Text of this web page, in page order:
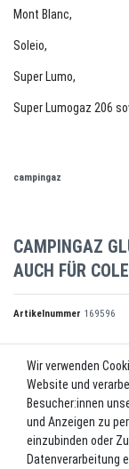
Mont Blanc,
Soleio,
Super Lumo,
Super Lumogaz 206
campingaz
CAMPINGAZ
AUCH FÜR
Artikelnummer 169596
UVP 13,95 €
13,00 EUR*
Lieferzeit ca. 2-3
Wir verwenden
Website und
Besucher:innen
und Anzeigen zu
einzubinden oder
Datenverarbeitung